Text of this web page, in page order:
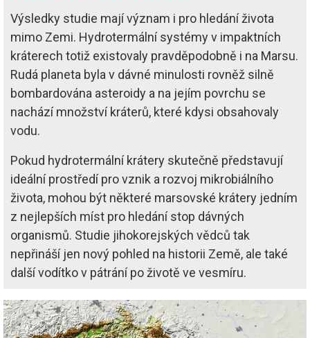
Výsledky studie mají význam i pro hledání života
mimo Zemi. Hydrotermální systémy v impaktních
kráterech totiž existovaly pravděpodobně i na Marsu.
Rudá planeta byla v dávné minulosti rovněž silně
bombardována asteroidy a na jejím povrchu se
nachází množství kráterů, které kdysi obsahovaly
vodu.
Pokud hydrotermální krátery skutečně představují
ideální prostředí pro vznik a rozvoj mikrobiálního
života, mohou být některé marsovské krátery jedním
z nejlepších míst pro hledání stop dávných
organismů. Studie jihokorejských vědců tak
nepřináší jen nový pohled na historii Země, ale také
další vodítko v pátrání po životě ve vesmíru.
Image